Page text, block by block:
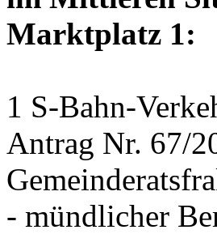
Marktplatz 1:
1 S-Bahn-
Antrag Nr. 67/
- mündlicher